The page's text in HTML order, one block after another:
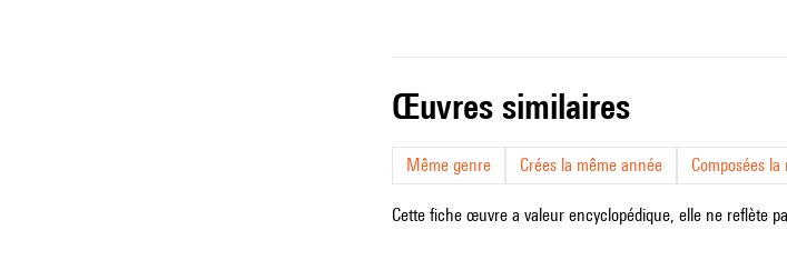
œuvres similaires
Même genre Crées la même année Composées
Cette fiche œuvre a valeur encyclopédique, elle ne reflète